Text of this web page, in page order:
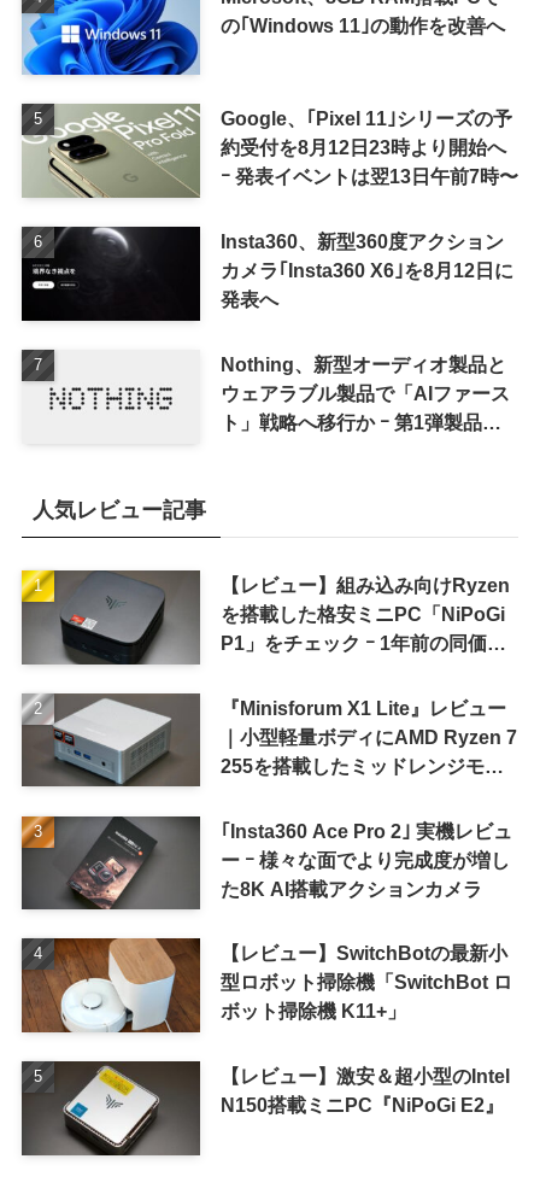
の｢Windows 11｣の動作を改善へ
Google、｢Pixel 11｣シリーズの予
約受付を8月12日23時より開始へ
ｰ 発表イベントは翌13日午前7時〜
Insta360、新型360度アクション
カメラ｢Insta360 X6｣を8月12日に
発表へ
Nothing、新型オーディオ製品と
ウェアラブル製品で「AIファース
ト」戦略へ移行か ｰ 第1弾製品は
人気レビュー記事
【レビュー】組み込み向けRyzen
を搭載した格安ミニPC「NiPoGi
P1」をチェック ｰ 1年前の同価格
『Minisforum X1 Lite』レビュー
｜小型軽量ボディにAMD Ryzen 7
255を搭載したミッドレンジモデ
｢Insta360 Ace Pro 2｣ 実機レビュ
ー ｰ 様々な面でより完成度が増し
た8K AI搭載アクションカメラ
【レビュー】SwitchBotの最新小
型ロボット掃除機「SwitchBot ロ
ボット掃除機 K11+」
【レビュー】激安＆超小型のIntel
N150搭載ミニPC『NiPoGi E2』